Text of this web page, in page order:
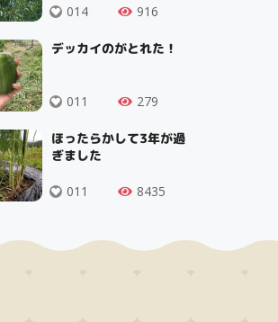
014 916
デッカイのがとれた！
011 279
ほったらかして3年が過
ぎました
011 8435